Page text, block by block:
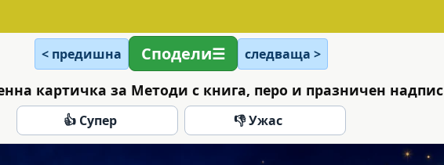
< предишна Сподели следваща >
картичка за Методи с книга, перо и празничен надпис
👍 Супер 👎 Ужас